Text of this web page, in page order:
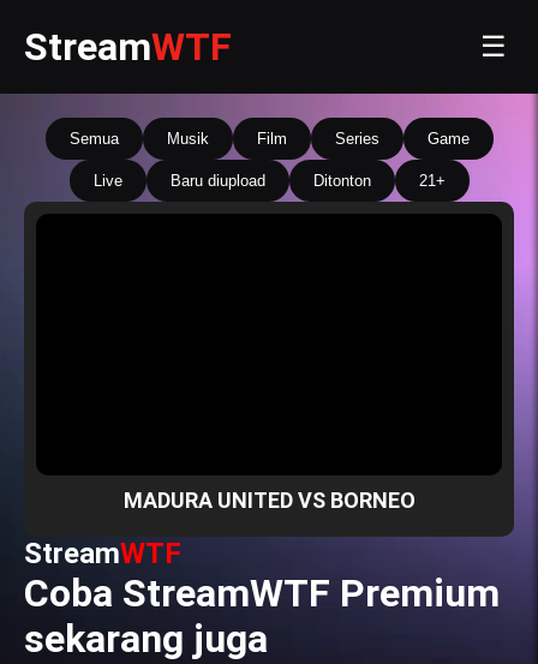
StreamWTF ☰
Semua Musik Film Series Game
Live Baru diupload Ditonton 21+
MADURA UNITED VS BORNEO
StreamWTF
Coba StreamWTF Premium
sekarang juga